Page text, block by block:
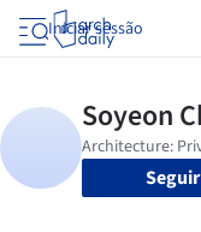
Iniciar sessão
Seguir